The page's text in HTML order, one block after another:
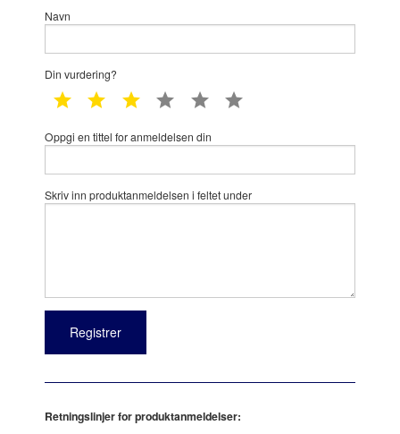
Navn
Din vurdering?
1 star 2 star 3 star 4 star 5 star
Oppgi en tittel for anmeldelsen din
Skriv inn produktanmeldelsen i feltet under
Retningslinjer for produktanmeldelser: